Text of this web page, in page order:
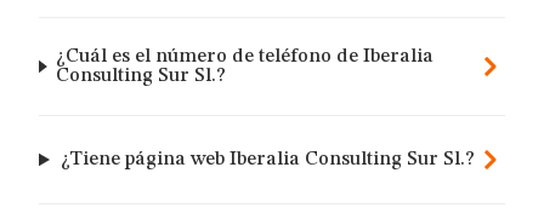
¿Cuál es el número de teléfono de Iberalia
Consulting Sur Sl.?
¿Tiene página web Iberalia Consulting Sur Sl.?